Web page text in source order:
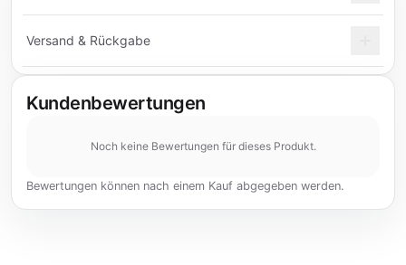
Versand & Rückgabe
Kundenbewertungen
Noch keine Bewertungen für dieses Produkt.
Bewertungen können nach einem Kauf abgegeben werden.